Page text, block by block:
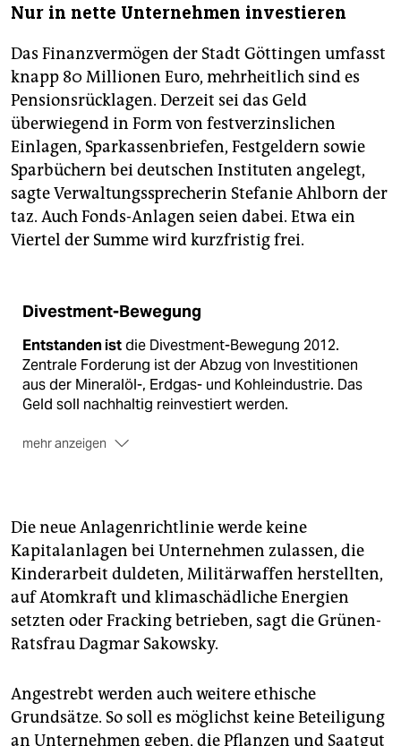
Nur in nette Unternehmen investieren
Das Finanzvermögen der Stadt Göttingen umfasst
knapp 80 Millionen Euro, mehrheitlich sind es
Pensionsrücklagen. Derzeit sei das Geld
überwiegend in Form von festverzinslichen
Einlagen, Sparkassenbriefen, Festgeldern sowie
Sparbüchern bei deutschen Instituten angelegt,
sagte Verwaltungssprecherin Stefanie Ahlborn der
taz. Auch Fonds-Anlagen seien dabei. Etwa ein
Viertel der Summe wird kurzfristig frei.
Divestment-Bewegung
Entstanden istdie Divestment-Bewegung 2012.
Zentrale Forderung ist der Abzug von Investitionen
aus der Mineralöl-, Erdgas- und Kohleindustrie. Das
Geld soll nachhaltig reinvestiert werden.
mehr anzeigen
behindert.
Prominente Unterstützer derDivestment-Kampagne
sind etwa der ehemalige UN-Generalsekretär Ban Ki-
moon, der ehemalige US-Präsident Barack Obama
und Prinz Charles.
Die neue Anlagenrichtlinie werde keine
Kapitalanlagen bei Unternehmen zulassen, die
Kinderarbeit duldeten, Militärwaffen herstellten,
auf Atomkraft und klimaschädliche Energien
setzten oder Fracking betrieben, sagt die Grünen-
Ratsfrau Dagmar Sakowsky.
Angestrebt werden auch weitere ethische
Grundsätze. So soll es möglichst keine Beteiligung
an Unternehmen geben, die Pflanzen und Saatgut